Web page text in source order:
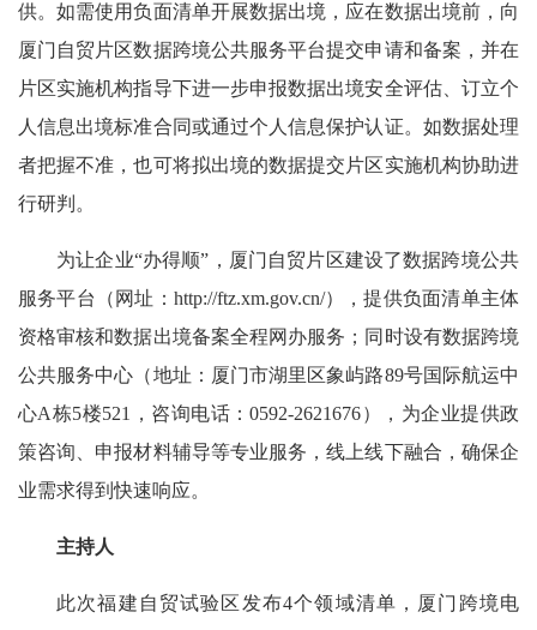
供。如需使用负面清单开展数据出境，应在数据出境前，向
厦门自贸片区数据跨境公共服务平台提交申请和备案，并在
片区实施机构指导下进一步申报数据出境安全评估、订立个
人信息出境标准合同或通过个人信息保护认证。如数据处理
者把握不准，也可将拟出境的数据提交片区实施机构协助进
行研判。
为让企业“办得顺”，厦门自贸片区建设了数据跨境公共
服务平台（网址：http://ftz.xm.gov.cn/），提供负面清单主体
资格审核和数据出境备案全程网办服务；同时设有数据跨境
公共服务中心（地址：厦门市湖里区象屿路89号国际航运中
心A栋5楼521，咨询电话：0592-2621676），为企业提供政
策咨询、申报材料辅导等专业服务，线上线下融合，确保企
业需求得到快速响应。
主持人
此次福建自贸试验区发布4个领域清单，厦门跨境电